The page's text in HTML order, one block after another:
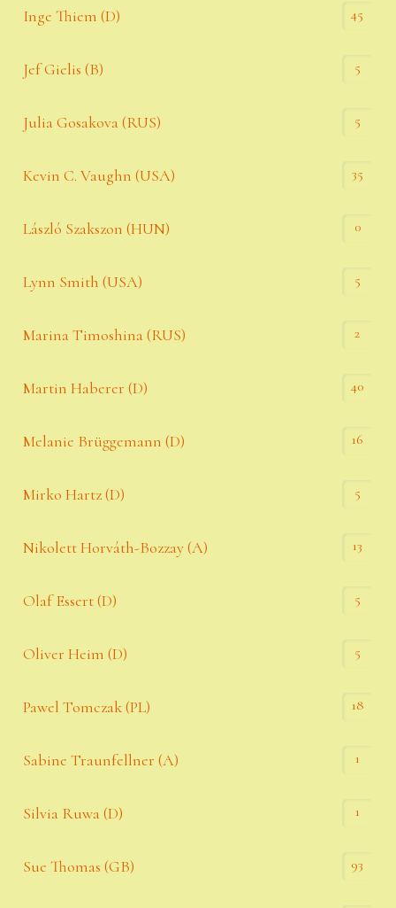
Inge Thiem (D) 45
Jef Gielis (B) 5
Julia Gosakova (RUS) 5
Kevin C. Vaughn (USA) 35
László Szakszon (HUN) 0
Lynn Smith (USA) 5
Marina Timoshina (RUS) 2
Martin Haberer (D) 40
Melanie Brüggemann (D) 16
Mirko Hartz (D) 5
Nikolett Horváth-Bozzay (A) 13
Olaf Essert (D) 5
Oliver Heim (D) 5
Pawel Tomczak (PL) 18
Sabine Traunfellner (A) 1
Silvia Ruwa (D) 1
Sue Thomas (GB) 93